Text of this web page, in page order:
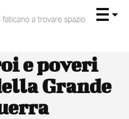
e poveri
Grande